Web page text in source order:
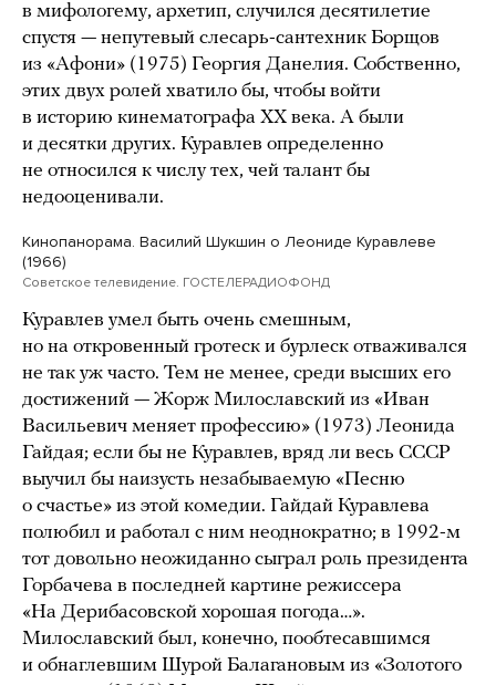
в мифологему, архетип, случился десятилетие
спустя — непутевый слесарь-сантехник Борщов
из «Афони» (1975) Георгия Данелия. Собственно,
этих двух ролей хватило бы, чтобы войти
в историю кинематографа ХХ века. А были
и десятки других. Куравлев определенно
не относился к числу тех, чей талант бы
недооценивали.
Кинопанорама. Василий Шукшин о Леониде Куравлеве
(1966)
Советское телевидение. ГОСТЕЛЕРАДИОФОНД
Куравлев умел быть очень смешным,
но на откровенный гротеск и бурлеск отваживался
не так уж часто. Тем не менее, среди высших его
достижений — Жорж Милославский из «Иван
Васильевич меняет профессию» (1973) Леонида
Гайдая; если бы не Куравлев, вряд ли весь СССР
выучил бы наизусть незабываемую «Песню
о счастье» из этой комедии. Гайдай Куравлева
полюбил и работал с ним неоднократно; в 1992-м
тот довольно неожиданно сыграл роль президента
Горбачева в последней картине режиссера
«На Дерибасовской хорошая погода…».
Милославский был, конечно, пообтесавшимся
и обнаглевшим Шурой Балагановым из «Золотого